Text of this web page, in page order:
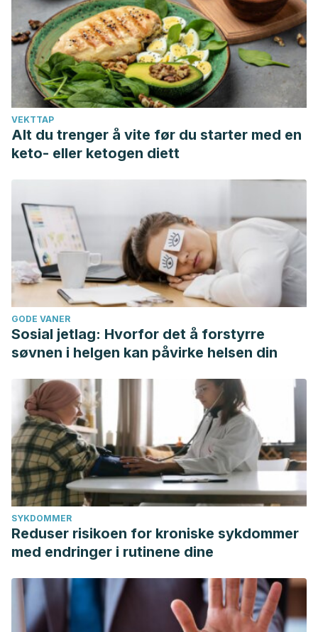
VEKTTAP
Alt du trenger å vite før du starter med en
keto- eller ketogen diett
GODE VANER
Sosial jetlag: Hvorfor det å forstyrre
søvnen i helgen kan påvirke helsen din
SYKDOMMER
Reduser risikoen for kroniske sykdommer
med endringer i rutinene dine